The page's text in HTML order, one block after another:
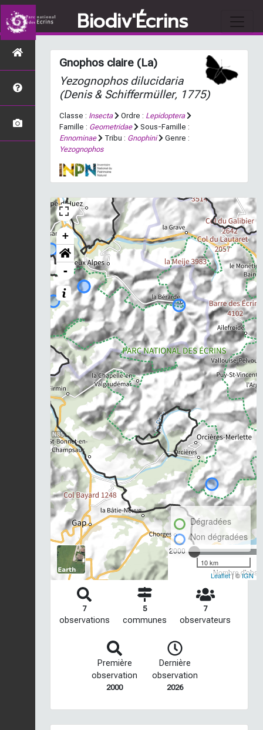
Biodiv'Écrins
Gnophos claire (La)
Yezognophos dilucidaria
(Denis & Schiffermüller, 1775)
Classe : Insecta Ordre : Lepidoptera
Famille : Geometridae
Sous-Famille :
Ennominae
Tribu : Gnophini
Genre :
Yezognophos
+
-
2000
Nombre
Dégradées
Non dégradées
10 km
Leaflet| ©IGN
7
observations
5
communes
7
observateurs
Première
observation
2000
Dernière
observation
2026